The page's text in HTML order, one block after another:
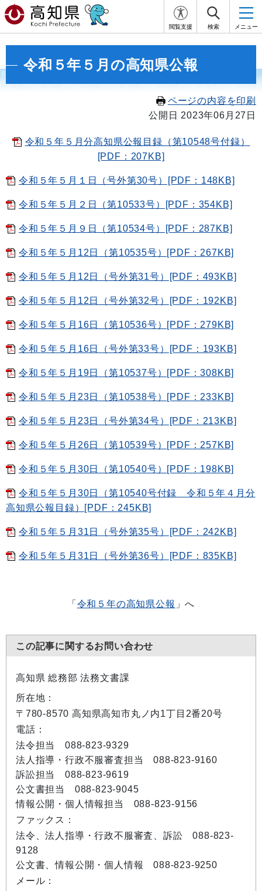
閲覧支援 検索 メニュー
令和５年５月の高知県公報
ページの内容を印刷
公開日 2023年06月27日
令和５年５月分高知県公報目録（第10548号付録）
[PDF：207KB]
令和５年５月１日（号外第30号）[PDF：148KB]
令和５年５月２日（第10533号）[PDF：354KB]
令和５年５月９日（第10534号）[PDF：287KB]
令和５年５月12日（第10535号）[PDF：267KB]
令和５年５月12日（号外第31号）[PDF：493KB]
令和５年５月12日（号外第32号）[PDF：192KB]
令和５年５月16日（第10536号）[PDF：279KB]
令和５年５月16日（号外第33号）[PDF：193KB]
令和５年５月19日（第10537号）[PDF：308KB]
令和５年５月23日（第10538号）[PDF：233KB]
令和５年５月23日（号外第34号）[PDF：213KB]
令和５年５月26日（第10539号）[PDF：257KB]
令和５年５月30日（第10540号）[PDF：198KB]
令和５年５月30日（第10540号付録 令和５年４月分
高知県公報目録）[PDF：245KB]
令和５年５月31日（号外第35号）[PDF：242KB]
令和５年５月31日（号外第36号）[PDF：835KB]
「 令和５年の高知県公報 」へ
この記事に関するお問い合わせ
高知県 総務部 法務文書課
所在地：
〒780-8570 高知県高知市丸ノ内1丁目2番20号
電話：
法令担当 088-823-9329
法人指導・行政不服審査担当 088-823-9160
訴訟担当 088-823-9619
公文書担当 088-823-9045
情報公開・個人情報担当 088-823-9156
ファックス：
法令、法人指導・行政不服審査、訴訟 088-823-
9128
公文書、情報公開・個人情報 088-823-9250
メール：